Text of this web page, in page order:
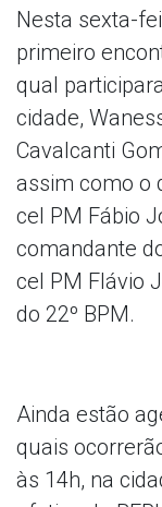
Nesta sexta-
primeiro
qual
cidade,
Cavalcanti
assim como o
cel PM Fábio
comandante
cel PM Flávio
do 22º BPM.
Ainda estão
quais
às 14h, na